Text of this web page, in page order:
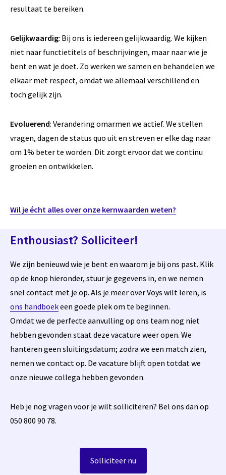
resultaat te bereiken.
Gelijkwaardig: Bij ons is iedereen gelijkwaardig. We kijken
niet naar functietitels of beschrijvingen, maar naar wie je
bent en wat je doet. Zo werken we samen en behandelen we
elkaar met respect, omdat we allemaal verschillend en
toch gelijk zijn.
Evoluerend: Verandering omarmen we actief. We stellen
vragen, dagen de status quo uit en streven er elke dag naar
om 1% beter te worden. Dit zorgt ervoor dat we continu
groeien en ontwikkelen.
Wil je écht alles over onze kernwaarden weten?
Enthousiast? Solliciteer!
We zijn benieuwd wie je bent en waarom je bij ons past. Klik
op de knop hieronder, stuur je gegevens in, en we nemen
snel contact met je op. Als je meer over Voys wilt leren, is
ons handboekeen goede plek om te beginnen.
Omdat we de perfecte aanvulling op ons team nog niet
hebben gevonden staat deze vacature weer open. We
hanteren geen sluitingsdatum; zodra we een match zien,
nemen we contact op. De vacature blijft open totdat we
onze nieuwe collega hebben gevonden.
Heb je nog vragen voor je wilt solliciteren? Bel ons dan op
050 800 90 78.
Solliciteer nu